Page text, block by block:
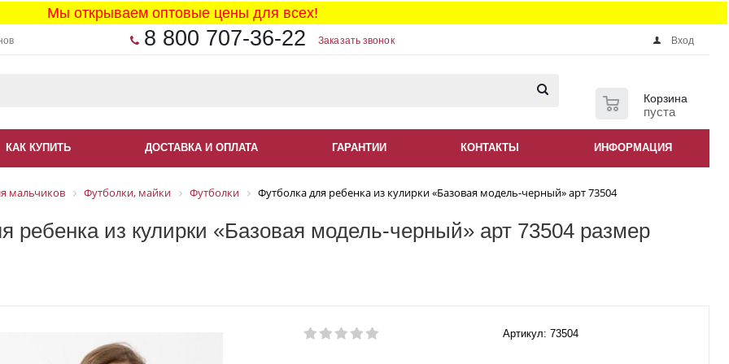
Мы открываем оптовые цены для всех!
8 800 707-36-22 Заказать звонок Вход
Корзина
пуста
КАК КУПИТЬ ДОСТАВКА И ОПЛАТА ГАРАНТИИ КОНТАКТЫ ИНФОРМАЦИЯ
мальчиков Футболки, майки Футболки Футболка для ребенка из кулирки «Базовая модель-черный» арт 73504
ребенка из кулирки «Базовая модель-черный» арт 73504 размер
Артикул: 73504